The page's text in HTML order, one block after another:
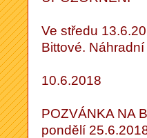
Ve středu
Bittové.
10.6.2018
POZVÁNKA NA
pondělí